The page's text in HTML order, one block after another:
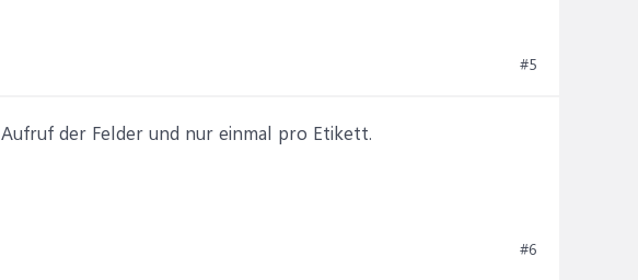
#5
der Felder und nur einmal pro Etikett.
#6